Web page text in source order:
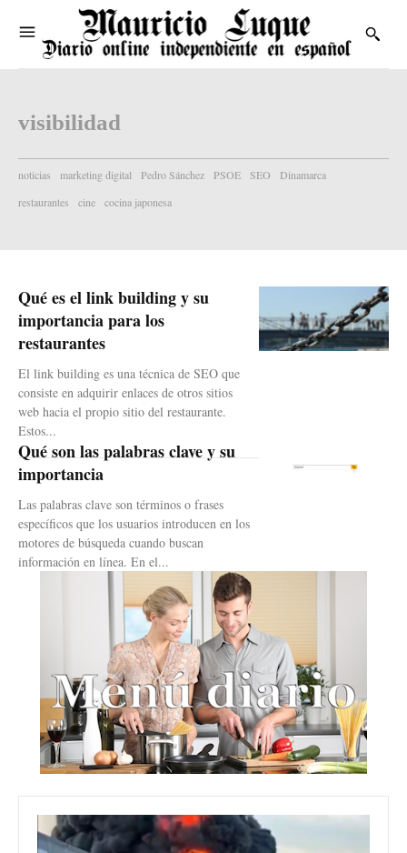
visibilidad
noticias marketing digital Pedro Sánchez PSOE SEO
Dinamarca
restaurantes
cine cocina japonesa
Qué es el link building y su
importancia para los
restaurantes
El link building es una técnica de SEO que
consiste en adquirir enlaces de otros sitios
web hacia el propio sitio del restaurante.
Estos...
Qué son las palabras clave y su
importancia
Las palabras clave son términos o frases
específicos que los usuarios introducen en los
motores de búsqueda cuando buscan
información en línea. En el...